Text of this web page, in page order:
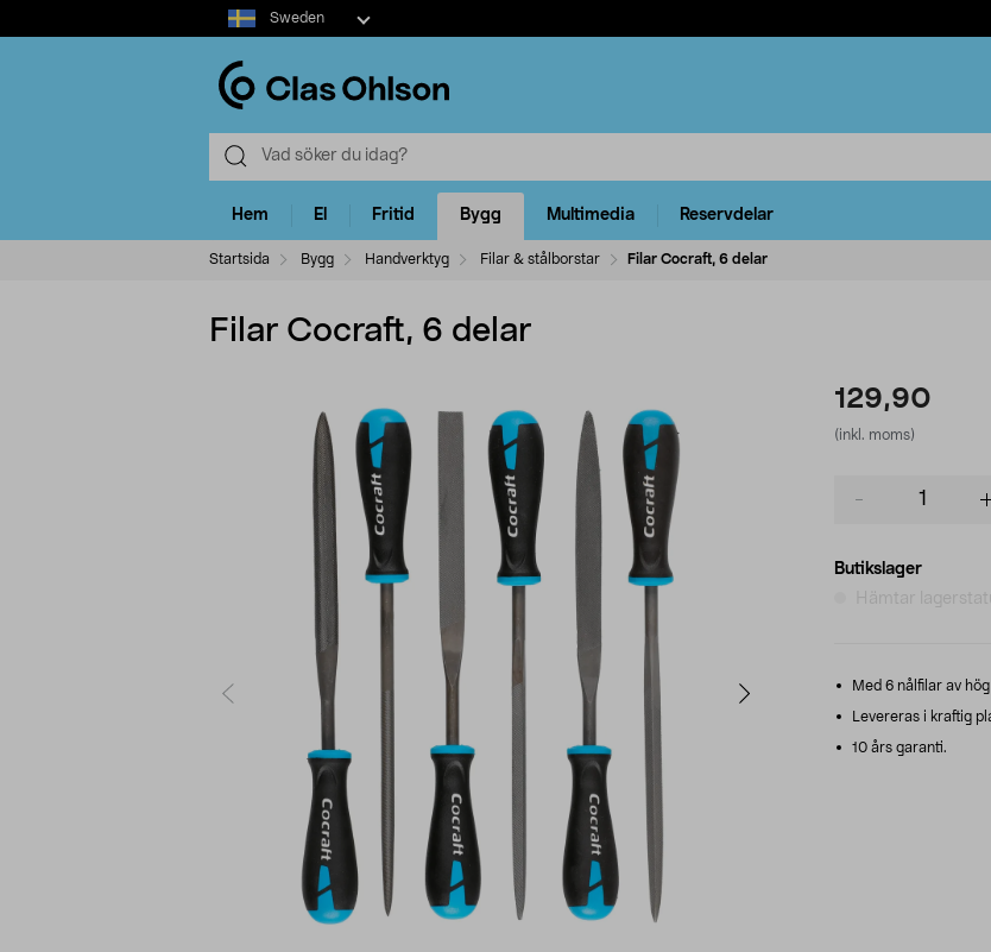
Select
market
Sweden
Hem El Fritid Bygg Multimedia Reservdelar
Startsida Bygg Handverktyg Filar & stålborstar Filar Cocraft, 6 delar
Filar Cocraft, 6 delar
129,90
(inkl. moms)
Butikslager
Hämtar
Med 6 nålfilar av
Levereras i kraftig
10 års garanti.